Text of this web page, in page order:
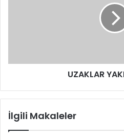
UZAKLAR
İlgili Makaleler